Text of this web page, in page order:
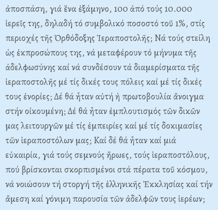
ἀποσπάση, γιά ἕνα ἑξάμηνο, 100 ἀπό τούς 10.000
ἱερεῖς της, δηλαδή τό συμβολικό ποσοστό τοῦ 1%, στίς
περιοχές τῆς Ὀρθόδοξης Ἱεραποστολῆς; Nά τούς στείλη
ὡς ἐκπροσώπους της, νά μεταφέρουν τό μήνυμα τῆς
ἀδελφωσύνης καί νά συνδέσουν τά διαμερίσματα τῆς
ἱεραποστολῆς μέ τίς δικές τους πόλεις καί μέ τίς δικές
τους ἐνορίες; Δέ θά ἦταν αὐτή ἡ πρωτοβουλία ἄνοιγμα
στήν οἰκουμένη; Δέ θά ἦταν ἐμπλουτισμός τῶν δικῶν
μας λειτουργῶν μέ τίς ἐμπειρίες καί μέ τίς δοκιμασίες
τῶν ἱεραποστόλων μας; Kαί δέ θά ἦταν καί μιά
εὐκαιρία, γιά τούς σεμνούς ἥρωες, τούς ἱεραποστόλους,
πού βρίσκονται σκορπισμένοι στά πέρατα τοῦ κόσμου,
νά νοιώσουν τή στοργή τῆς ἑλληνικῆς Ἐκκλησίας καί τήν
ἄμεση καί γόνιμη παρουσία τῶν ἀδελφῶν τους ἱερέων;